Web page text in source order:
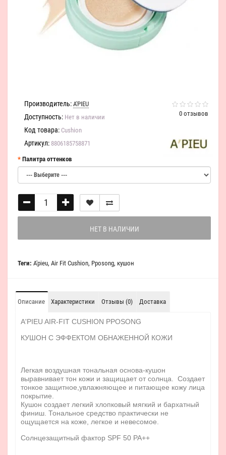
0 отзывов
Производитель: A'PIEU
Доступность: Нет в наличии
Код товара: Cushion
Артикул: 8806185758871
Палитра оттенков
НЕТ В НАЛИЧИИ
Теги: A'pieu, Air Fit Cushion, Pposong, кушон
Описание Характеристики Отзывы (0) Доставка
A'PIEU AIR-FIT CUSHION PPOSONG
КУШОН С ЭФФЕКТОМ ОБНАЖЕННОЙ КОЖИ
Легкая воздушная тональная основа-кушон
выравнивает тон кожи и защищает от солнца. Создает
тонкое защитное,увлажняющее и питающее кожу лица
покрытие.
Кушон создает легкий хлопковый мягкий и бархатный
финиш. Тональное средство практически не
ощущается на коже, легкое и невесомое.
Солнцезащитный фактор SPF 50 PA++